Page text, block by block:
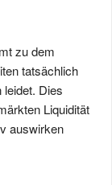
zu dem
tatsächlich
leidet. Dies
Liquidität
auswirken